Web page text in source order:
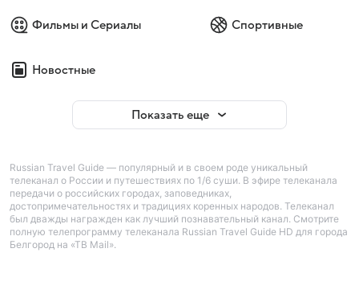
Фильмы и Сериалы Спортивные
Новостные
Показать еще
Russian Travel Guide — популярный и в своем роде уникальный
телеканал о России и путешествиях по 1/6 суши. В эфире телеканала
передачи о российских городах, заповедниках,
достопримечательностях и традициях коренных народов. Телеканал
был дважды награжден как лучший познавательный канал. Смотрите
полную телепрограмму телеканала Russian Travel Guide HD для города
Белгород на «ТВ Mail».